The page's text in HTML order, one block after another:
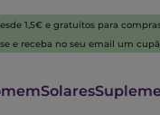
1,5€ e gratuitos para
e receba no seu email um
Solares